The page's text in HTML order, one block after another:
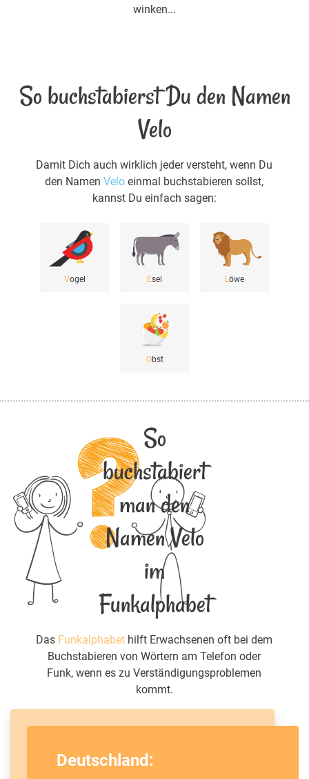
winken...
So buchstabierst Du den Namen
Velo
Damit Dich auch wirklich jeder versteht, wenn Du
den NamenVelo einmal buchstabieren sollst,
kannst Du einfach sagen:
Vogel Esel Löwe
Obst
So
buchstabiert
man den
Namen Velo
im
Funkalphabet
Das Funkalphabet hilft Erwachsenen oft bei dem
Buchstabieren von Wörtern am Telefon oder
Funk, wenn es zu Verständigungsproblemen
kommt.
Deutschland: